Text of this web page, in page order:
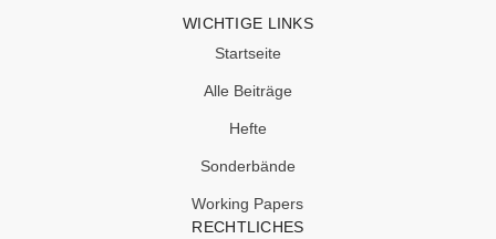
WICHTIGE LINKS
Startseite
Alle Beiträge
Hefte
Sonderbände
Working Papers
RECHTLICHES